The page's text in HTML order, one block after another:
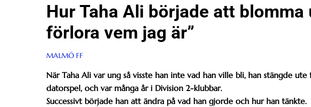
Hur Taha Ali började att
förlora vem jag är”
MALMÖ FF
När Taha Ali var ung så visste han inte vad han ville bli, han stängde
datorspel, och var många år i Division 2-klubbar.
Successivt började han att ändra på vad han gjorde och hur han tänkte.